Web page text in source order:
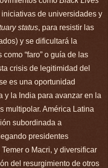
de universidades y
status, para resistir las
y se dificultará la
“faro” o guía de las
crisis de legitimidad del
es una oportunidad
y la India para avanzar en la
multipolar. América Latina
subordinada a
presidentes
o Macri, y diversificar
del resurgimiento de otros